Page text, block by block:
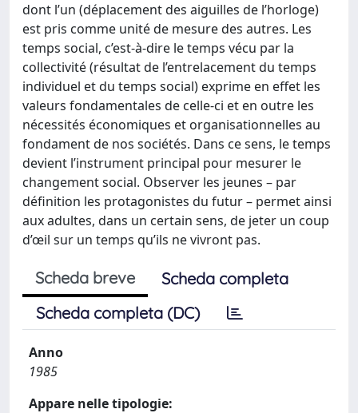
dont l’un (déplacement des aiguilles de l’horloge)
est pris comme unité de mesure des autres. Les
temps social, c’est-à-dire le temps vécu par la
collectivité (résultat de l’entrelacement du temps
individuel et du temps social) exprime en effet les
valeurs fondamentales de celle-ci et en outre les
nécessités économiques et organisationnelles au
fondament de nos sociétés. Dans ce sens, le temps
devient l’instrument principal pour mesurer le
changement social. Observer les jeunes – par
définition les protagonistes du futur – permet ainsi
aux adultes, dans un certain sens, de jeter un coup
d’œil sur un temps qu’ils ne vivront pas.
Scheda breve
Scheda completa
Scheda completa (DC)
Anno
1985
Appare nelle tipologie: